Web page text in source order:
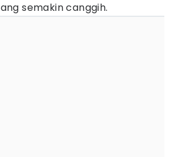
semakin canggih.